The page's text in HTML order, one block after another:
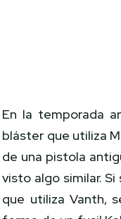
En la temporada
bláster que utiliza
de una pistola
visto algo similar.
que utiliza Vanth,